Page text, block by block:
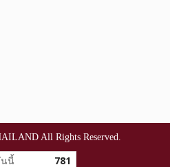
All Rights Reserved.
นี้ 781